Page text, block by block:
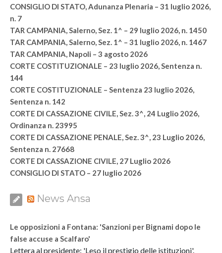
CONSIGLIO DI STATO, Adunanza Plenaria – 31 luglio 2026,
n. 7
TAR CAMPANIA, Salerno, Sez. 1^ – 29 luglio 2026, n. 1450
TAR CAMPANIA, Salerno, Sez. 1^ – 31 luglio 2026, n. 1467
TAR CAMPANIA, Napoli – 3 agosto 2026
CORTE COSTITUZIONALE – 23 luglio 2026, Sentenza n.
144
CORTE COSTITUZIONALE – Sentenza 23 luglio 2026,
Sentenza n. 142
CORTE DI CASSAZIONE CIVILE, Sez. 3^, 24 Luglio 2026,
Ordinanza n. 23995
CORTE DI CASSAZIONE PENALE, Sez. 3^, 23 Luglio 2026,
Sentenza n. 27668
CORTE DI CASSAZIONE CIVILE, 27 Luglio 2026
CONSIGLIO DI STATO – 27 luglio 2026
News Ansa
Le opposizioni a Fontana: 'Sanzioni per Bignami dopo le
false accuse a Scalfaro'
Lettera al presidente: 'Leso il prestigio delle istituzioni'.